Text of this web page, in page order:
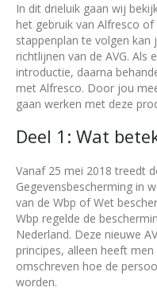
In dit drieluik gaan wij
het gebruik van Alfresco
stappenplan te volgen kan
richtlijnen van de AVG. Als
introductie, daarna
met Alfresco. Door jou
gaan werken met deze
Deel 1: Wat
Vanaf 25 mei 2018 treedt
Gegevensbescherming in
van de Wbp of Wet
Wbp regelde de
Nederland. Deze nieuwe
principes, alleen heeft
omschreven hoe de
worden.